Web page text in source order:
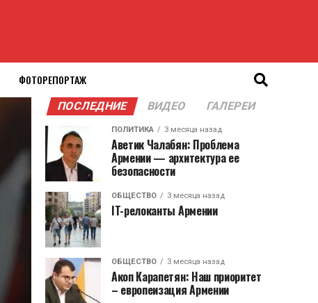
ФОТОРЕПОРТАЖ
ПОСЛЕДНИЕ ВИДЕО ГАЛЕРЕИ
ПОЛИТИКА 3 месяца назад
Аветик Чалабян: Проблема
Армении — архитектура ее
безопасности
ОБЩЕСТВО 3 месяца назад
IT-релоканты Армении
ОБЩЕСТВО 3 месяца назад
Акоп Карапетян: Наш приоритет
– европеизация Армении